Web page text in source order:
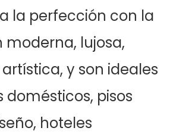
la perfección con la
lujosa,
y son ideales
domésticos, pisos
hoteles